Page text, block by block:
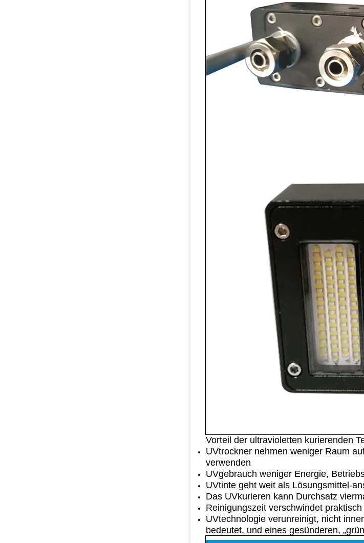
Vorteil der ultravioletten kurierenden
UVtrockner nehmen weniger Raum
verwenden
UVgebrauch weniger Energie,
UVtinte geht weit als Lösungsmittel-
Das UVkurieren kann Durchsatz
Reinigungszeit verschwindet
UVtechnologie verunreinigt, nicht
bedeutet, und eines gesünderen,